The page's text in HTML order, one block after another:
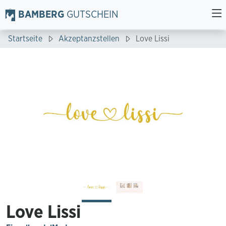
BAMBERG GUTSCHEIN
Startseite Akzeptanzstellen Love Lissi
Love Lissi